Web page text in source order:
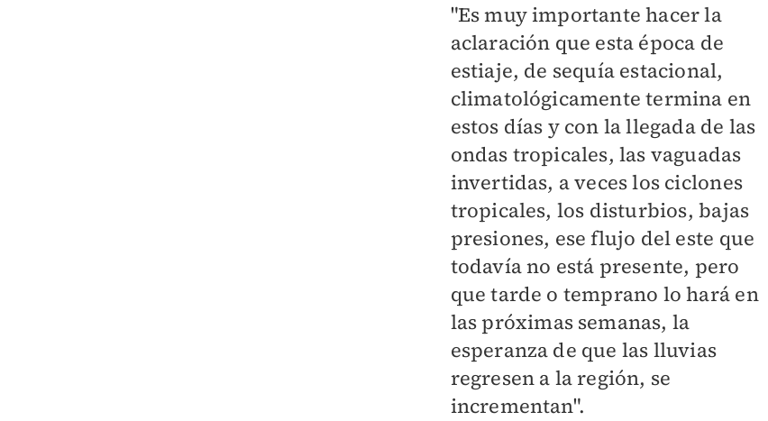
"Es muy importante hacer la
aclaración que esta época de
estiaje, de sequía estacional,
climatológicamente termina en
estos días y con la llegada de las
ondas tropicales, las vaguadas
invertidas, a veces los ciclones
tropicales, los disturbios, bajas
presiones, ese flujo del este que
todavía no está presente, pero
que tarde o temprano lo hará en
las próximas semanas, la
esperanza de que las lluvias
regresen a la región, se
incrementan".